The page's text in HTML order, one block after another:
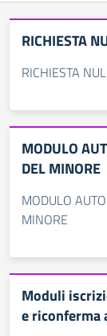
RICHIESTA
RICHIESTA
MODULO
DEL MINORE
MODULO
MINORE
Moduli
e riconferma